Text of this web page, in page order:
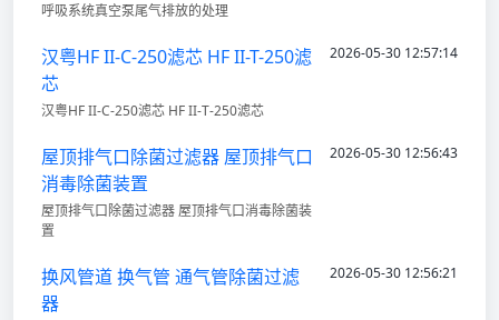
呼吸系统真空泵尾气排放的处理
汉粤HF II-C-250滤芯 HF II-T-250滤
芯
汉粤HF II-C-250滤芯 HF II-T-250滤芯
2026-05-30 12:57:14
屋顶排气口除菌过滤器 屋顶排气口
消毒除菌装置
屋顶排气口除菌过滤器 屋顶排气口消毒除菌装
置
2026-05-30 12:56:43
换风管道 换气管 通气管除菌过滤
器
2026-05-30 12:56:21